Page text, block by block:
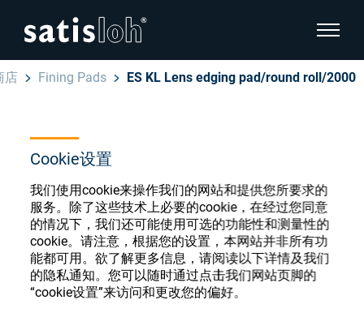
Cookie设置
我们使用cookie来操作我们的网站和提供您所要求的
服务。除了这些技术上必要的cookie，在经过您同意
的情况下，我们还可能使用可选的功能性和测量性的
cookie。请注意，根据您的设置，本网站并非所有功
能都可用。欲了解更多信息，请阅读以下详情及我们
的隐私通知。您可以随时通过点击我们网站页脚的
“cookie设置”来访问和更改您的偏好。
显示页
汉语
眼镜光学
精密光学
我们是谁
隐藏页面导航
English
Deutsch
Español
Français
店 Fining Pads ES KL Lens edging pad/round roll/2000
眼镜光学耗材商店
注册或登录以访问您的帐户，并了解我们的各
种眼镜光学耗材